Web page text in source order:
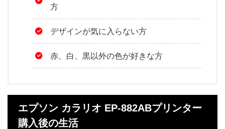
方
デザインが気に入らない方
赤、白、黒以外の色が好きな方
エプソン カラリオ EP-882ABプリンター
購入後の生活